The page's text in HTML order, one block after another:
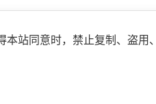
站同意时，禁止复制、盗